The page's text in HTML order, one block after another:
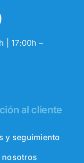
| 17:00h –
al cliente
y seguimiento
nosotros